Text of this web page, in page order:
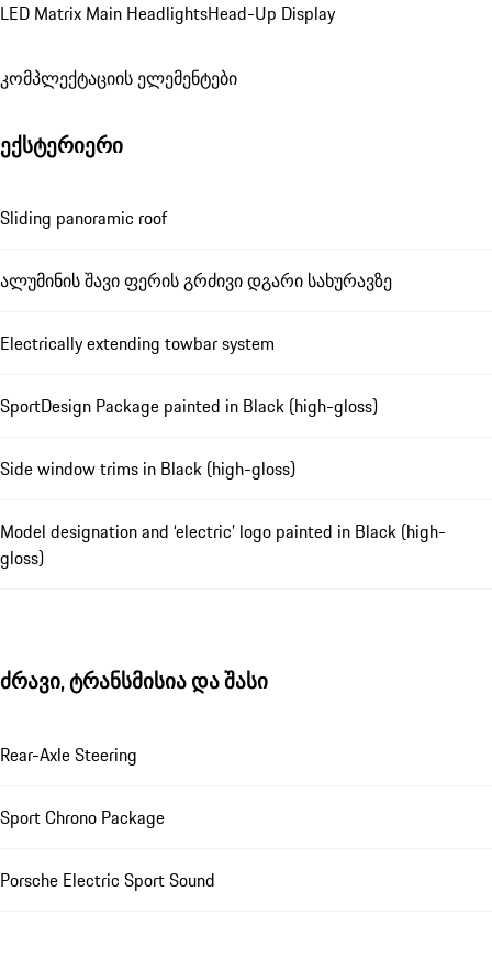
LED Matrix Main HeadlightsHead-Up Display
კომპლექტაციის ელემენტები
ექსტერიერი
Sliding panoramic roof
ალუმინის შავი ფერის გრძივი დგარი სახურავზე
Electrically extending towbar system
SportDesign Package painted in Black (high-gloss)
Side window trims in Black (high-gloss)
Model designation and ‘electric’ logo painted in Black (high-
gloss)
ძრავი, ტრანსმისია და შასი
Rear-Axle Steering
Sport Chrono Package
Porsche Electric Sport Sound